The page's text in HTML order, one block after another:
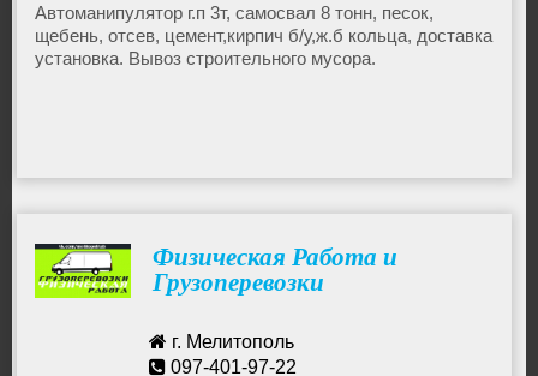
Такси
davydenkodmitri@gmail.com
Автоманипулятор г.п 3т, самосвал 8 тонн, песок,
щебень, отсев, цемент,кирпич б/у,ж.б кольца, доставка
установка. Вывоз строительного мусора.
Физическая Работа и
Грузоперевозки
г. Мелитополь
097-401-97-22